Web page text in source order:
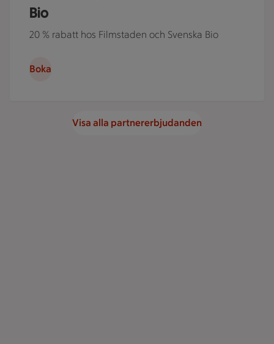
Bio
20 % rabatt hos Filmstaden och Svenska Bio
Boka
Visa alla partnererbjudanden